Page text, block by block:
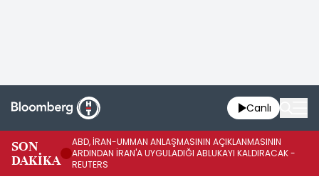
Canlı
SON
DAKİKA
ABD, İRAN-UMMAN ANLAŞMASININ AÇIKLANMASININ
ARDINDAN İRAN'A UYGULADIĞI ABLUKAYI KALDIRACAK -
REUTERS